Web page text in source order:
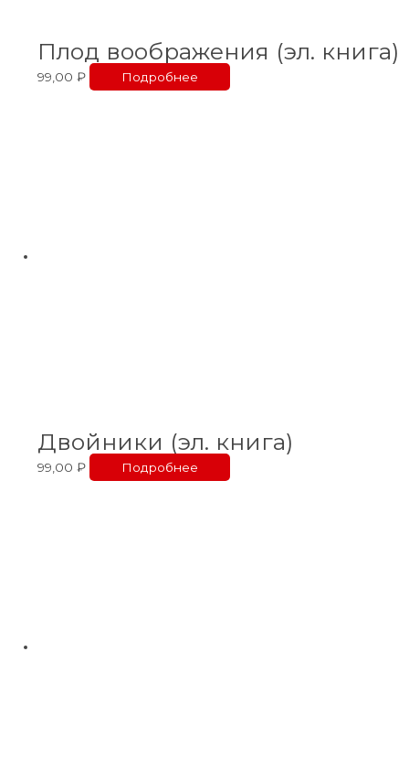
Плод воображения (эл. книга)
99,00₽ Подробнее
Двойники (эл. книга)
99,00₽ Подробнее